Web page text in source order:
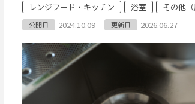
レンジフード・キッチン 浴室 その他（
公開日 2024.10.09 更新日 2026.06.27